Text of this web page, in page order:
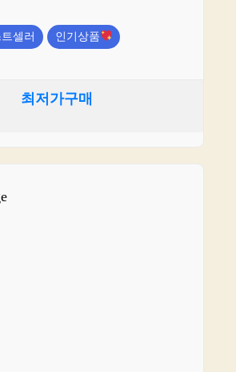
셀러 인기상품
최저가구매